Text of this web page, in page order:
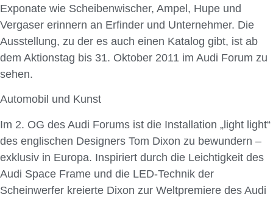
Exponate wie Scheibenwischer, Ampel, Hupe und
Vergaser erinnern an Erfinder und Unternehmer. Die
Ausstellung, zu der es auch einen Katalog gibt, ist ab
dem Aktionstag bis 31. Oktober 2011 im Audi Forum zu
sehen.
Automobil und Kunst
Im 2. OG des Audi Forums ist die Installation „light light“
des englischen Designers Tom Dixon zu bewundern –
exklusiv in Europa. Inspiriert durch die Leichtigkeit des
Audi Space Frame und die LED-Technik der
Scheinwerfer kreierte Dixon zur Weltpremiere des Audi